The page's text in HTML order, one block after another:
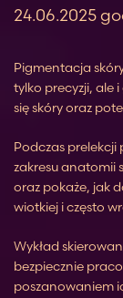
24.06.2025
Pigmentacja
tylko precyzji, ale
się skóry oraz
Podczas prelekcji
zakresu anatomii
oraz pokaże, jak
wiotkiej i często
Wykład
bezpiecznie
poszanowaniem